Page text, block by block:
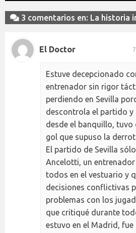
3 comentarios en: La historia
El Doctor
Estuve decepcionado
entrenador sin rigor
perdiendo en Sevilla
descontrola el partido y
desde el banquillo,
gol que supuso la
El partido de Sevilla
Ancelotti, un
todos en el vestuario y
decisiones conflictivas
problemas con los
que critiqué durante
estuvo en el Madrid,